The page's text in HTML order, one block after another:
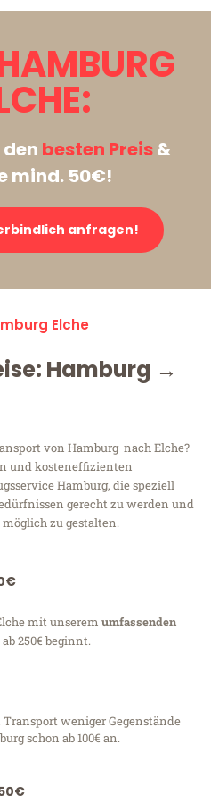
besten Preis&
mind. 50€!
anfragen!
Elche
Hamburg →
von Hamburg nach Elche?
und kosteneffizienten
Hamburg, die speziell
gerecht zu werden und
zu gestalten.
mit unserem umfassenden
250€ beginnt.
Transport weniger Gegenstände
schon ab 100€ an.